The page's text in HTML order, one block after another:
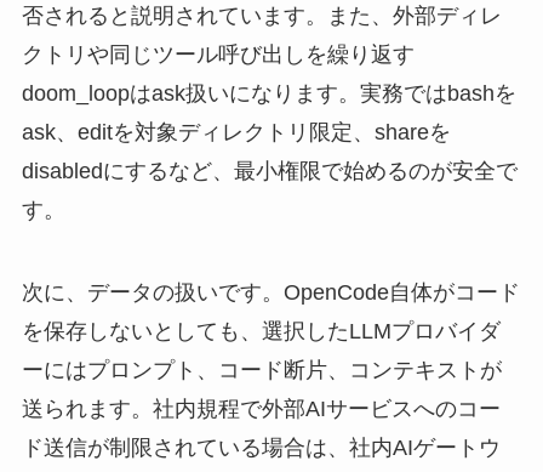
否されると説明されています。また、外部ディレ
クトリや同じツール呼び出しを繰り返す
doom_loopはask扱いになります。実務ではbashを
ask、editを対象ディレクトリ限定、shareを
disabledにするなど、最小権限で始めるのが安全で
す。
次に、データの扱いです。OpenCode自体がコード
を保存しないとしても、選択したLLMプロバイダ
ーにはプロンプト、コード断片、コンテキストが
送られます。社内規程で外部AIサービスへのコー
ド送信が制限されている場合は、社内AIゲートウ